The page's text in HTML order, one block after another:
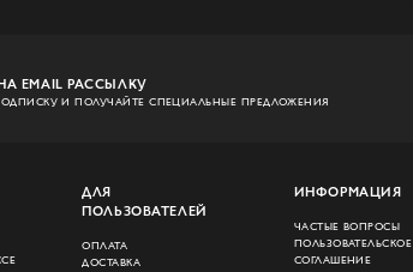
EMAIL РАССЫЛКУ
И ПОЛУЧАЙТЕ СПЕЦИАЛЬНЫЕ ПРЕДЛОЖЕНИЯ
ДЛЯ
ПОЛЬЗОВАТЕЛЕЙ
ОПЛАТА
ДОСТАВКА
ИНФОРМАЦИЯ
ЧАСТЫЕ ВОПРОСЫ
ПОЛЬЗОВАТЕЛЬСКОЕ
СОГЛАШЕНИЕ